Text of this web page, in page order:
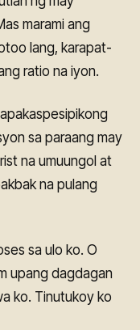
marami ang
lang, karapat-
ratio na iyon.
sa paraang may
na umuungol at
na pulang
sa ulo ko. O
upang dagdagan
ko. Tinutukoy ko